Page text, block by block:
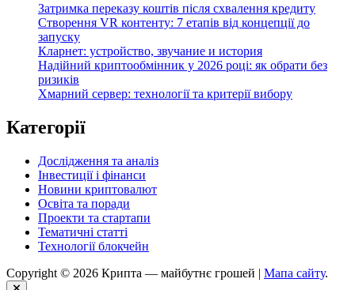
Затримка переказу коштів після схвалення кредиту
Створення VR контенту: 7 етапів від концепції до
запуску
Кларнет: устройство, звучание и история
Надійний криптообмінник у 2026 році: як обрати без
ризиків
Хмарний сервер: технології та критерії вибору
Категорії
Дослідження та аналіз
Інвестиції і фінанси
Новини криптовалют
Освіта та поради
Проекти та стартапи
Тематичні статті
Технології блокчейн
Copyright © 2026 Крипта — майбутнє грошей | Мапа сайту.